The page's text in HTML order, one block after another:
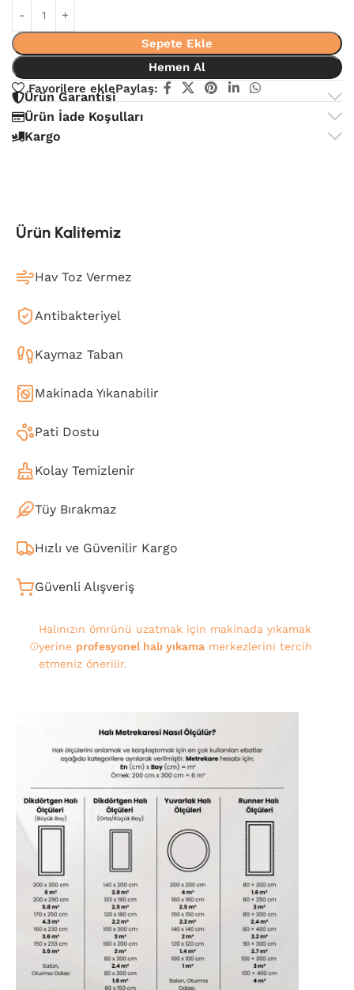
Sepete Ekle
Hemen Al
Favorilere eklePaylaş:
Ürün Garantisi
Ürün İade Koşulları
Kargo
Ürün Kalitemiz
Hav Toz Vermez
Antibakteriyel
Kaymaz Taban
Makinada Yıkanabilir
Pati Dostu
Kolay Temizlenir
Tüy Bırakmaz
Hızlı ve Güvenilir Kargo
Güvenli Alışveriş
Halınızın ömrünü uzatmak için makinada yıkamak
yerine profesyonel halı yıkamamerkezlerini tercih
etmeniz önerilir.